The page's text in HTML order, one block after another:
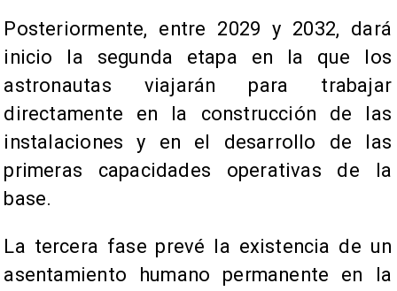
Posteriormente, entre 2029 y 2032, dará
inicio la segunda etapa en la que los
astronautas viajarán para trabajar
directamente en la construcción de las
instalaciones y en el desarrollo de las
primeras capacidades operativas de la
base.
La tercera fase prevé la existencia de un
asentamiento humano permanente en la